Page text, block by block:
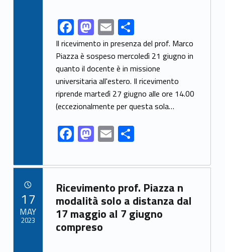
Link identifier share facebook archive #share-link-archive-66431F
ac
e
b
o
o
k
M
as
to
d
o
n
E
m
ai
l
S
h
ar
e
Il ricevimento in presenza del prof. Marco
Piazza è sospeso mercoledì 21 giugno in
quanto il docente è in missione
universitaria all'estero. Il ricevimento
riprende martedì 27 giugno alle ore 14.00
(eccezionalmente per questa sola…
F
ac
e
b
o
o
k
M
as
to
d
o
n
E
m
ai
l
S
ar
e
Link identifier archive #link-archive-56742
Ricevimento prof. Piazza n
modalità solo a distanza dal
17 maggio al 7 giugno
compreso
17
MAY
2023